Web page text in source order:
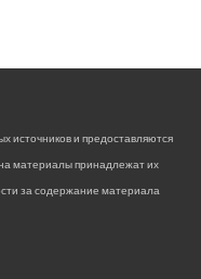
источников и предоставляются
материалы принадлежат их
за содержание материала